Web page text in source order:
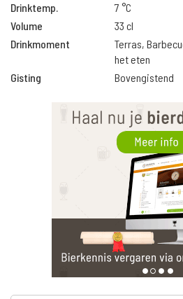
Drinktemp.
7 °C
Volume
33 cl
Drinkmoment
Terras,
het eten
Gisting
Bovengistend